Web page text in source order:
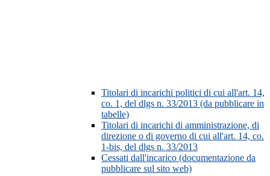
Titolari di incarichi politici di cui all'art. 14,
co. 1, del dlgs n. 33/2013 (da pubblicare in
tabelle)
Titolari di incarichi di amministrazione, di
direzione o di governo di cui all'art. 14, co.
1-bis, del dlgs n. 33/2013
Cessati dall'incarico (documentazione da
pubblicare sul sito web)